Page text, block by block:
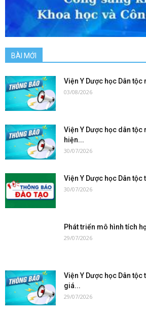
BÀI MỚI
Viện Y Dược học Dân
03/08/2026
Viện Y Dược học dân
hiện...
30/07/2026
Viện Y Dược học Dân
30/07/2026
Phát triển mô hình tích
29/07/2026
Viện Y Dược học Dân
giá...
29/07/2026